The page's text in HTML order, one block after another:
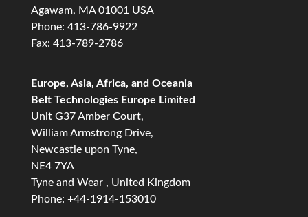
Agawam, MA 01001 USA
Phone: 413-786-9922
Fax: 413-789-2786
Europe, Asia, Africa, and Oceania
Belt Technologies Europe Limited
Unit G37 Amber Court,
William Armstrong Drive,
Newcastle upon Tyne,
NE4 7YA
Tyne and Wear , United Kingdom
Phone: +44-1914-153010